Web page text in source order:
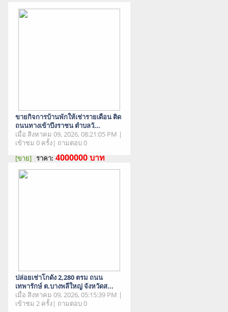
ขายกิจการบ้านพักให้เช่ารายเดือน ติด
ถนนทางเข้าบึงราชน ตำบลวั...
เมื่อ สิงหาคม 09, 2026, 08:21:05 PM |
เข้าชม 0 ครั้ง| ถามตอบ 0
[ขาย] ราคา: 4000000บาท
ปล่อยเช่าโกดัง 2,280 ตรม ถนน
เทพารักษ์ ต.บางพลีใหญ่ จังหวัดส...
เมื่อ สิงหาคม 09, 2026, 05:15:39 PM |
เข้าชม 2 ครั้ง| ถามตอบ 0